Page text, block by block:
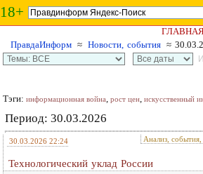
18+
ПравдаИнформ ≈ Новости, события ≈
Тэги: информационная война, рост цен, искусственный
Период: 30.03.2026
30.03.2026 22:24 Анализ,
Технологический уклад России